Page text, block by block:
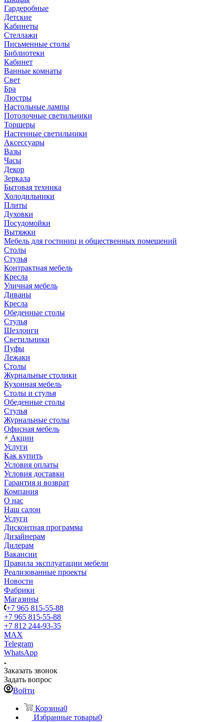
Гардеробные
Детские
Кабинеты
Стеллажи
Письменные столы
Библиотеки
Кабинет
Ванные комнаты
Свет
Бра
Люстры
Настольные лампы
Потолочные светильники
Торшеры
Настенные светильники
Аксессуары
Вазы
Часы
Декор
Зеркала
Бытовая техника
Холодильники
Плиты
Духовки
Посудомойки
Вытяжки
Мебель для гостиниц и общественных помещений
Столы
Стулья
Контрактная мебель
Кресла
Уличная мебель
Диваны
Кресла
Обеденные столы
Стулья
Шезлонги
Светильники
Пуфы
Лежаки
Столы
Журнальные столики
Кухонная мебель
Столы и стулья
Обеденные столы
Стулья
Журнальные столы
Офисная мебель
Акции
Услуги
Как купить
Условия оплаты
Условия доставки
Гарантия и возврат
Компания
О нас
Наш салон
Услуги
Дисконтная программа
Дизайнерам
Дилерам
Вакансии
Правила эксплуатации мебели
Реализованные проекты
Новости
Фабрики
Магазины
+7 965 815-55-88
+7 965 815-55-88
+7 812 244-93-35
MAX
Telegram
WhatsApp
Заказать звонок
Задать вопрос
Войти
Корзина0
Избранные товары0